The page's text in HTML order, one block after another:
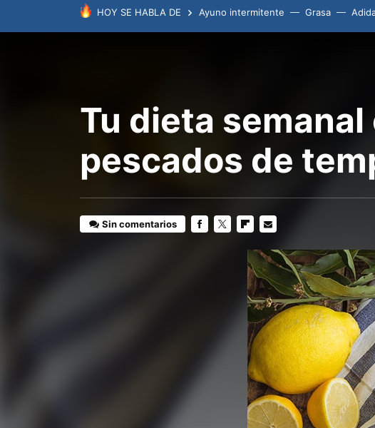
HOY SE HABLA DE Ayuno intermitente Grasa
Tu dieta
pescados de
Sin comentarios
MAIL